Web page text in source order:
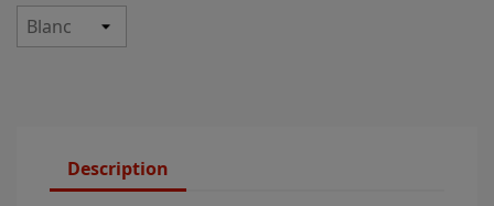
Description